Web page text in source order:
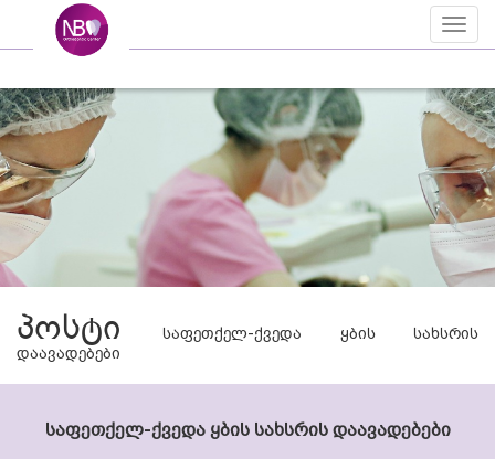
პოსტი
საფეთქელ-ქვედა ყბის სახსრის
დაავადებები
საფეთქელ-ქვედა ყბის სახსრის დაავადებები